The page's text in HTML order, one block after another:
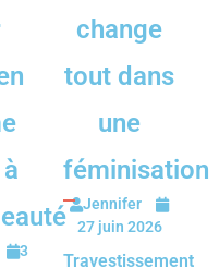
3
change
tout dans
une
féminisation
Jennifer
27 juin 2026
Travestissement